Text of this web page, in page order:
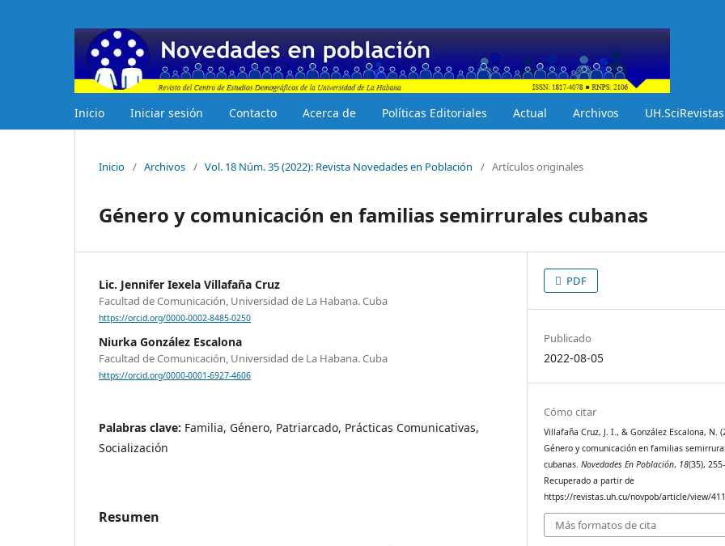
Inicio Iniciar sesión Contacto Acerca de Políticas Editoriales Actual Archivos UH.SciRevistas
Inicio / Archivos / Vol. 18 Núm. 35 (2022): Revista Novedades en Población / Artículos originales
Género y comunicación en familias semirrurales cubanas
Lic. Jennifer Iexela Villafaña Cruz
Facultad de Comunicación, Universidad de La Habana. Cuba
https://orcid.org/0000-0002-8485-0250
Niurka González Escalona
Facultad de Comunicación, Universidad de La Habana. Cuba
https://orcid.org/0000-0001-6927-4606
Palabras clave: Familia, Género, Patriarcado, Prácticas Comunicativas,
Socialización
Resumen
PDF
Publicado
2022-08-05
Cómo citar
Villafaña Cruz, J. I., & González Escalona, N.
Género y comunicación en familias
cubanas.Novedades En Población, 18(35),
Recuperado a partir de
https://revistas.uh.cu/novpob/article/view/411
Más formatos de cita